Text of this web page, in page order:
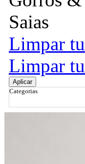
Saias
Limpar
Limpar
Aplicar
Categorias